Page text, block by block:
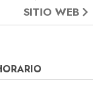
SITIO WEB